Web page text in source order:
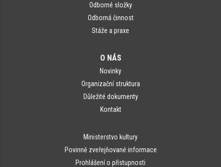
Odborné složky
Odborná činnost
Stáže a praxe
O NÁS
Novinky
Organizační struktura
Důležité dokumenty
Kontakt
Ministerstvo kultury
Povinně zveřejňované informace
Prohlášení o přístupnosti